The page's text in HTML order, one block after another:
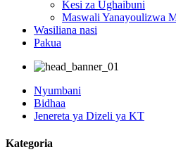
Kesi za Ughaibuni
Maswali Yanayoulizwa
Wasiliana nasi
Pakua
Nyumbani
Bidhaa
Jenereta ya Dizeli ya KT
Kategoria